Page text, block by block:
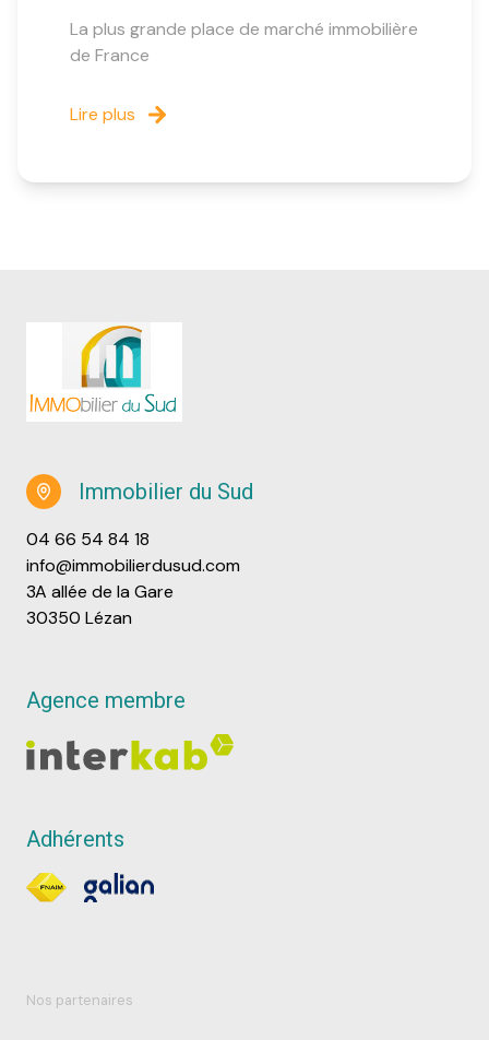
La plus grande place de marché immobilière
de France
Lire plus
Immobilier du Sud
04 66 54 84 18
info@immobilierdusud.com
3A allée de la Gare
30350 Lézan
Agence membre
Adhérents
Nos partenaires